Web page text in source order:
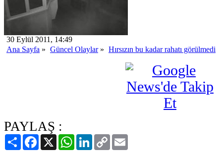
30 Eylül 2011, 14:49
Ana Sayfa » Güncel Olaylar» Hırsızın bu kadar rahatı görülmedi
PAYLAŞ :
PaylaşFacebook
X WhatsAppLinkedIn
Copy
Link